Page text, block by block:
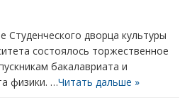
Студенческого дворца культуры
состоялось торжественное
бакалавриата и
физики. …Читать дальше »